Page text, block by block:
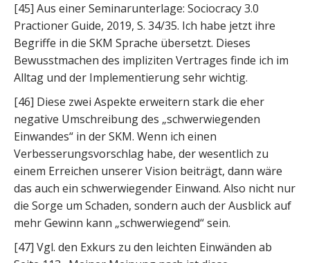
[45] Aus einer Seminarunterlage: Sociocracy 3.0
Practioner Guide, 2019, S. 34/35. Ich habe jetzt ihre
Begriffe in die SKM Sprache übersetzt. Dieses
Bewusstmachen des impliziten Vertrages finde ich im
Alltag und der Implementierung sehr wichtig.
[46] Diese zwei Aspekte erweitern stark die eher
negative Umschreibung des „schwerwiegenden
Einwandes“ in der SKM. Wenn ich einen
Verbesserungsvorschlag habe, der wesentlich zu
einem Erreichen unserer Vision beiträgt, dann wäre
das auch ein schwerwiegender Einwand. Also nicht nur
die Sorge um Schaden, sondern auch der Ausblick auf
mehr Gewinn kann „schwerwiegend“ sein.
[47] Vgl. den Exkurs zu den leichten Einwänden ab